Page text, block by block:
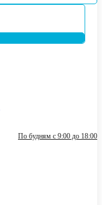
По будням с 9:00 до 18:00